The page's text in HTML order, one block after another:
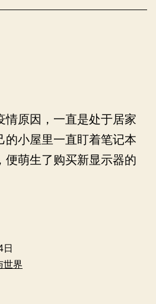
情原因，一直是处于居家
的小屋里一直盯着笔记本
便萌生了购买新显示器的
日
世界